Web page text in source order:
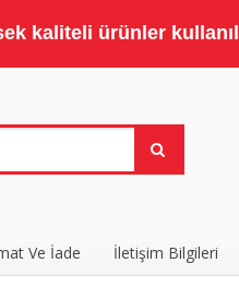
kaliteli ürünler
Ve İade İletişim Bilgileri